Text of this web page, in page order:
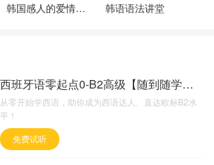
韩国感人的爱情电影 韩语语法讲堂
西班牙语零起点0-B2高级【随到随学班】
从零开始学西语，助你成为西语达人、直达欧标B2水
平！
免费试听